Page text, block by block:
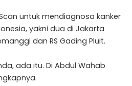
untuk mendiagnosa kanker
yakni dua di Jakarta
dan RS Gading Pluit.
ada itu. Di Abdul Wahab